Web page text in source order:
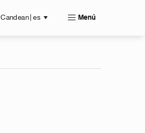
Candean | es Menú